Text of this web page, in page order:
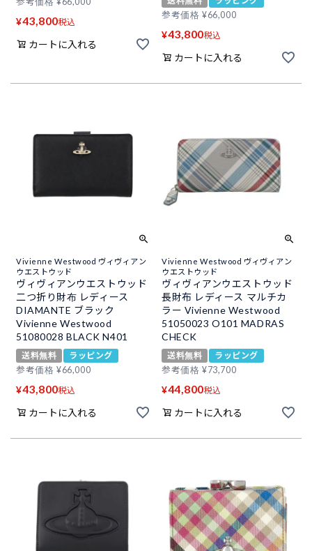
¥43,800税込
カートに入れる
参考価格 ¥66,000
¥43,800税込
カートに入れる
Vivienne Westwood ヴィヴィアン
ウエストウッド
ヴィヴィアンウエストウッド
二つ折り財布 レディース
DIAMANTE ブラック
Vivienne Westwood
51080028 BLACK N401
送料無料
ラッピング
参考価格 ¥66,000
¥43,800税込
カートに入れる
Vivienne Westwood ヴィヴィアン
ウエストウッド
ヴィヴィアンウエストウッド
長財布 レディース マルチカ
ラー Vivienne Westwood
51050023 O101 MADRAS
CHECK
送料無料
ラッピング
参考価格 ¥73,700
¥44,800税込
カートに入れる